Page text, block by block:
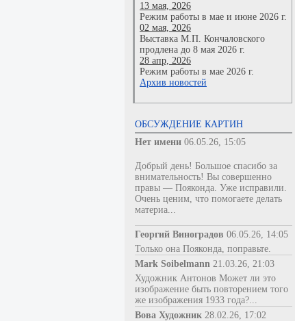
13 мая, 2026
Режим работы в мае и июне 2026 г.
02 мая, 2026
Выставка М.П. Кончаловского
продлена до 8 мая 2026 г.
28 апр, 2026
Режим работы в мае 2026 г.
Архив новостей
ОБСУЖДЕНИЕ КАРТИН
Нет имени 06.05.26, 15:05
Добрый день! Большое спасибо за
внимательность! Вы совершенно
правы — Пояконда. Уже исправили.
Очень ценим, что помогаете делать
материа...
Георгий Виноградов 06.05.26, 14:05
Только она Пояконда, поправьте.
Mark Soibelmann 21.03.26, 21:03
Художник Антонов Может ли это
изображение быть повторением того
же изображения 1933 года?...
Вова Художник 28.02.26, 17:02